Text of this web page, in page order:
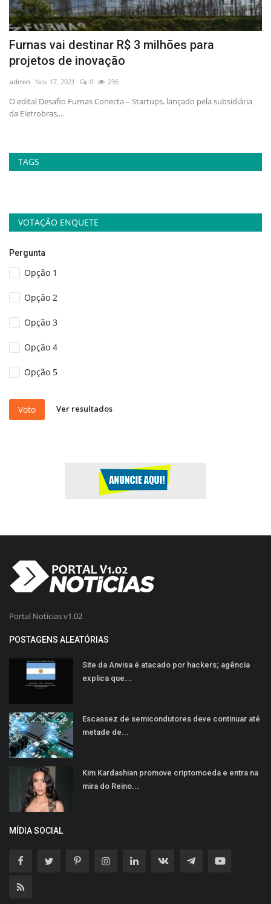
Furnas vai destinar R$ 3 milhões para
projetos de inovação
admin Nov 17, 2021 0 236
O edital Desafio Furnas Conecta – Startups, lançado pela subsidiária
da Eletrobras,...
TAGS
VOTAÇÃO ENQUETE
Pergunta
Opção 1
Opção 2
Opção 3
Opção 4
Opção 5
Voto Ver resultados
Portal Noticias v1.02
POSTAGENS ALEATÓRIAS
Site da Anvisa é atacado por hackers; agência
explica que...
Escassez de semicondutores deve continuar até
metade de...
Kim Kardashian promove criptomoeda e entra na
mira do Reino...
MÍDIA SOCIAL